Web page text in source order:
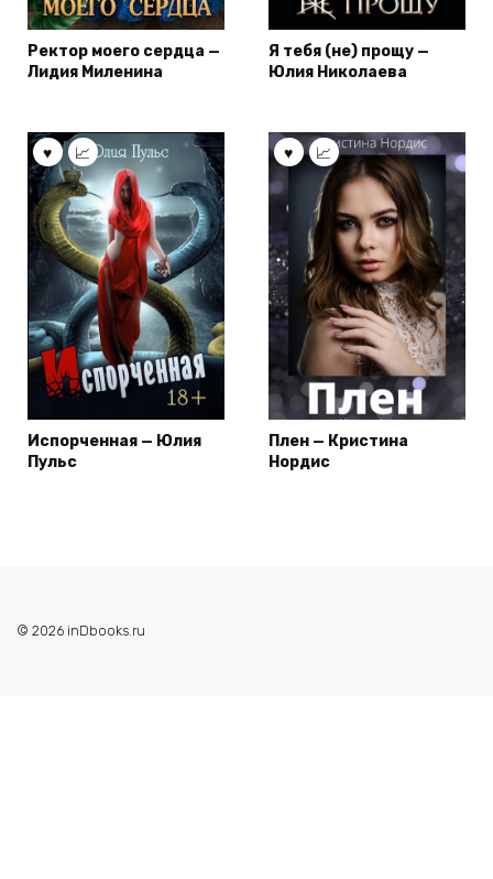
Ректор моего сердца —
Лидия Миленина
Я тебя (не) прощу —
Юлия Николаева
Испорченная — Юлия
Пульс
Плен — Кристина
Нордис
© 2026 inDbooks.ru